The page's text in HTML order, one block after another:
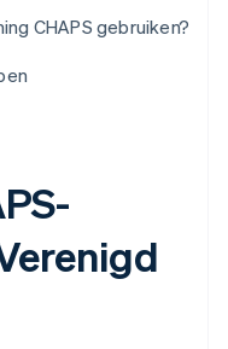
CHAPS gebruiken?